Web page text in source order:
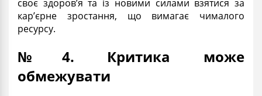
своє здоров’я та із новими силами взятися за
кар’єрне зростання, що вимагає чималого
ресурсу.
№4. Критика може
обмежувати